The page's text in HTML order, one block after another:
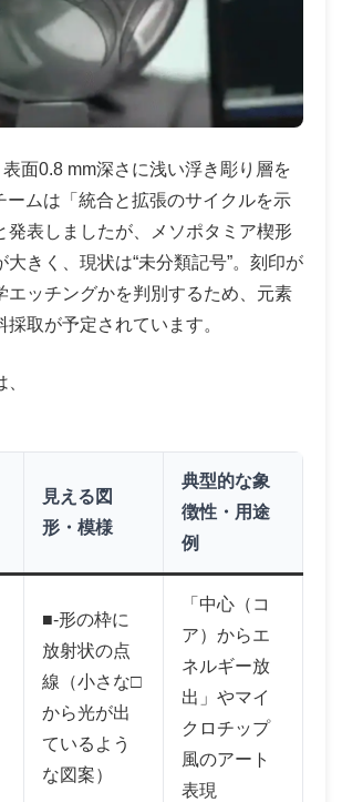
面0.8 mm深さに浅い浮き彫り層を
ームは「統合と拡張のサイクルを示
発表しましたが、メソポタミア楔形
大きく、現状は“未分類記号”。刻印が
エッチングかを判別するため、元素
取が予定されています。
見える図
形・模様
典型的な象
徴性・用途
例
■‐形の枠に
放射状の点
線（小さな□
から光が出
ているよう
な図案）
「中心（コ
ア）からエ
ネルギー放
出」やマイ
クロチップ
風のアート
表現